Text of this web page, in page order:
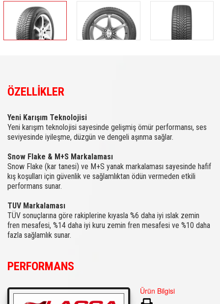
ÖZELLİKLER
Yeni Karışım Teknolojisi
Yeni karışım teknolojisi sayesinde gelişmiş ömür performansı, ses
seviyesinde iyileşme, düzgün ve dengeli aşınma sağlar.
Snow Flake & M+S Markalaması
Snow Flake (kar tanesi) ve M+S yanak markalaması sayesinde hafif
kış koşulları için güvenlik ve sağlamlıktan ödün vermeden etkili
performans sunar.
TUV Markalaması
TÜV sonuçlarına göre rakiplerine kıyasla %6 daha iyi ıslak zemin
fren mesafesi, %14 daha iyi kuru zemin fren mesafesi ve %10 daha
fazla sağlamlık sunar.
PERFORMANS
Ürün Bilgisi